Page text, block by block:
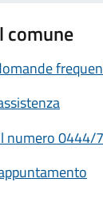
comune
numero 0444/